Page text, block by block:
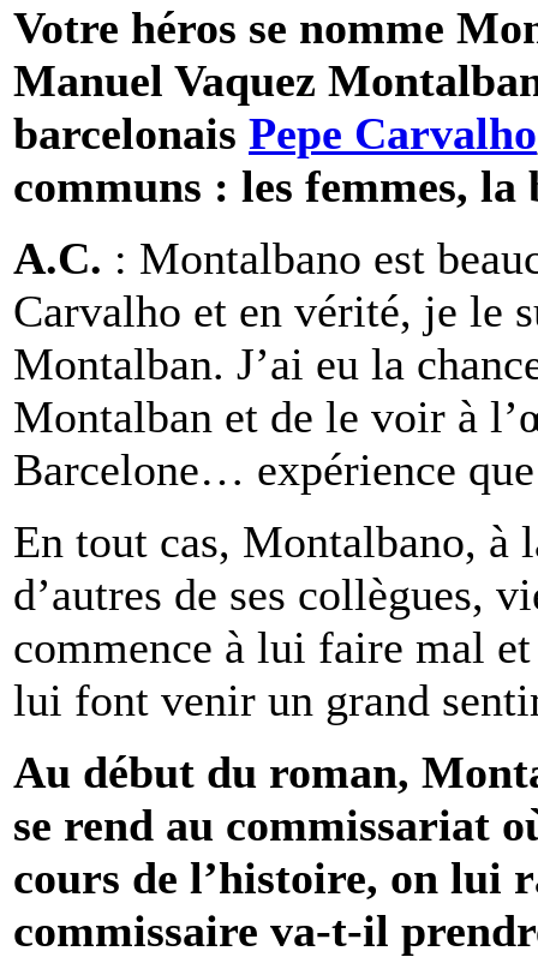
Votre héros se nomme
Manuel Vaquez
barcelonais Pepe Carvalho
communs : les femmes, la
A.C. : Montalbano est
Carvalho et en vérité, je le
Montalban. J’ai eu la
Montalban et de le voir à
Barcelone… expérience
En tout cas, Montalbano, à
d’autres de ses collègues,
commence à lui faire mal
lui font venir un grand
Au début du roman,
se rend au commissariat
cours de l’histoire, on lui
commissaire va-t-il